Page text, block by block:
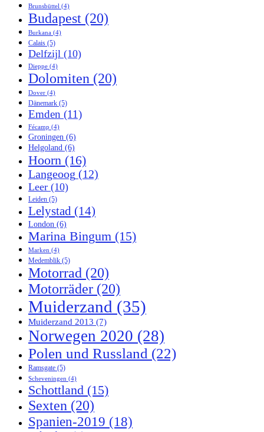
Brunsbüttel (4)
Budapest (20)
Burkana (4)
Calais (5)
Delfzijl (10)
Dieppe (4)
Dolomiten (20)
Dover (4)
Dänemark (5)
Emden (11)
Fécamp (4)
Groningen (6)
Helgoland (6)
Hoorn (16)
Langeoog (12)
Leer (10)
Leiden (5)
Lelystad (14)
London (6)
Marina Bingum (15)
Marken (4)
Medemblik (5)
Motorrad (20)
Motorräder (20)
Muiderzand (35)
Muiderzand 2013 (7)
Norwegen 2020 (28)
Polen und Russland (22)
Ramsgate (5)
Scheveningen (4)
Schottland (15)
Sexten (20)
Spanien-2019 (18)